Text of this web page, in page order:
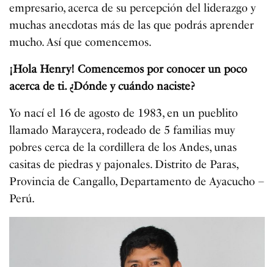
empresario, acerca de su percepción del liderazgo y
muchas anecdotas más de las que podrás aprender
mucho. Así que comencemos.
¡Hola Henry! Comencemos por conocer un poco
acerca de ti. ¿Dónde y cuándo naciste?
Yo nací el 16 de agosto de 1983, en un pueblito
llamado Maraycera, rodeado de 5 familias muy
pobres cerca de la cordillera de los Andes, unas
casitas de piedras y pajonales. Distrito de Paras,
Provincia de Cangallo, Departamento de Ayacucho –
Perú.